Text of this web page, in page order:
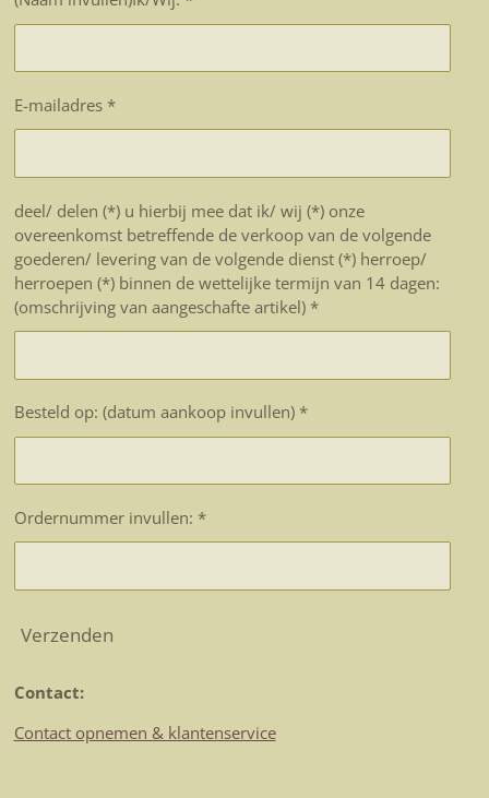
E-mailadres *
deel/ delen (*) u hierbij mee dat ik/ wij (*) onze
overeenkomst betreffende de verkoop van de volgende
goederen/ levering van de volgende dienst (*) herroep/
herroepen (*) binnen de wettelijke termijn van 14 dagen:
(omschrijving van aangeschafte artikel) *
Besteld op: (datum aankoop invullen) *
Ordernummer invullen: *
Verzenden
Contact:
Contact opnemen & klantenservice